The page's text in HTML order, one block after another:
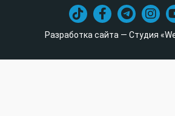
Разработка сайта — Студия